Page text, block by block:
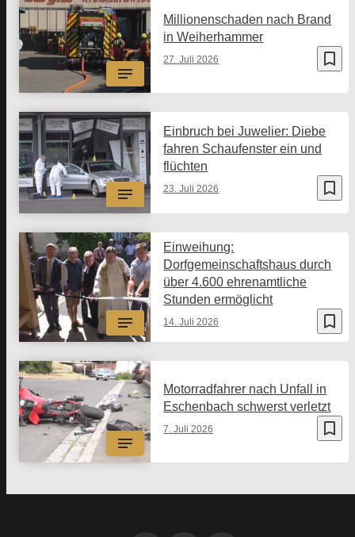
bookmark_border
27. Juli 2026
Millionenschaden nach Brand
in Weiherhammer
bookmark_border
23. Juli 2026
Einbruch bei Juwelier: Diebe
fahren Schaufenster ein und
flüchten
bookmark_border
14. Juli 2026
Einweihung:
Dorfgemeinschaftshaus durch
über 4.600 ehrenamtliche
Stunden ermöglicht
bookmark_border
7. Juli 2026
Motorradfahrer nach Unfall in
Eschenbach schwerst verletzt